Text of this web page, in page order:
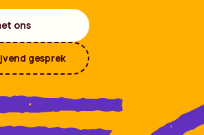
ons
gesprek